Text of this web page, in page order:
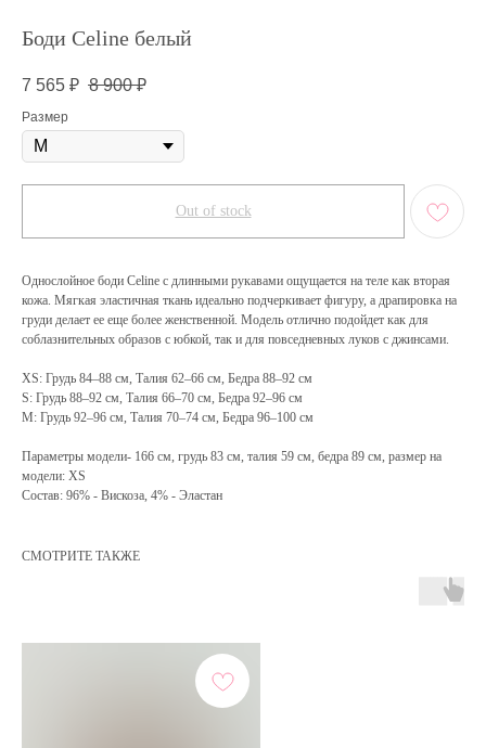
Боди Celine белый
7 565 ₽ 8 900 ₽
Размер
Out of stock
Однослойное боди Celine с длинными рукавами ощущается на теле как вторая
кожа. Мягкая эластичная ткань идеально подчеркивает фигуру, а драпировка на
груди делает ее еще более женственной. Модель отлично подойдет как для
соблазнительных образов с юбкой, так и для повседневных луков с джинсами.
XS: Грудь 84–88 см, Талия 62–66 см, Бедра 88–92 см
S: Грудь 88–92 см, Талия 66–70 см, Бедра 92–96 см
M: Грудь 92–96 см, Талия 70–74 см, Бедра 96–100 см
Параметры модели- 166 см, грудь 83 см, талия 59 см, бедра 89 см, размер на
модели: XS
Состав: 96% - Вискоза, 4% - Эластан
СМОТРИТЕ ТАКЖЕ